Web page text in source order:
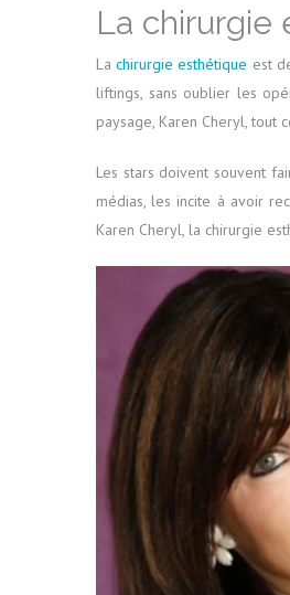
La
Lachirurgie esthétique est
liftings, sans oublier les
paysage, Karen Cheryl, tout
Les stars doivent souvent
médias, les incite à avoir
Karen Cheryl, la chirurgie